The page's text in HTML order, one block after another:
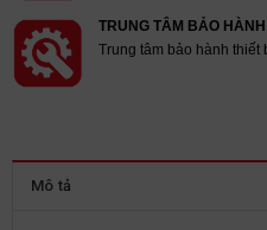
TRUNG TÂM BẢO HÀNH
Trung tâm bảo hành thiết
Mô tả